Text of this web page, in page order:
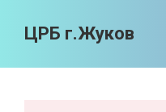
ЦРБ г.Жуков